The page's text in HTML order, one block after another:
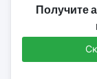
Получите